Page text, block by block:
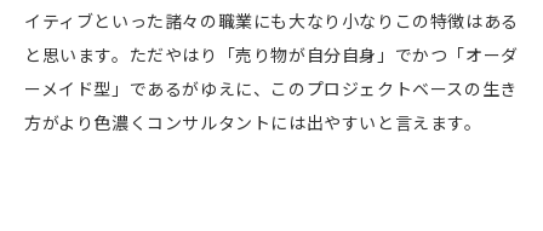
イティブといった諸々の職業にも大なり小なりこの特徴はある
と思います。ただやはり「売り物が自分自身」でかつ「オーダ
ーメイド型」であるがゆえに、このプロジェクトベースの生き
方がより色濃くコンサルタントには出やすいと言えます。